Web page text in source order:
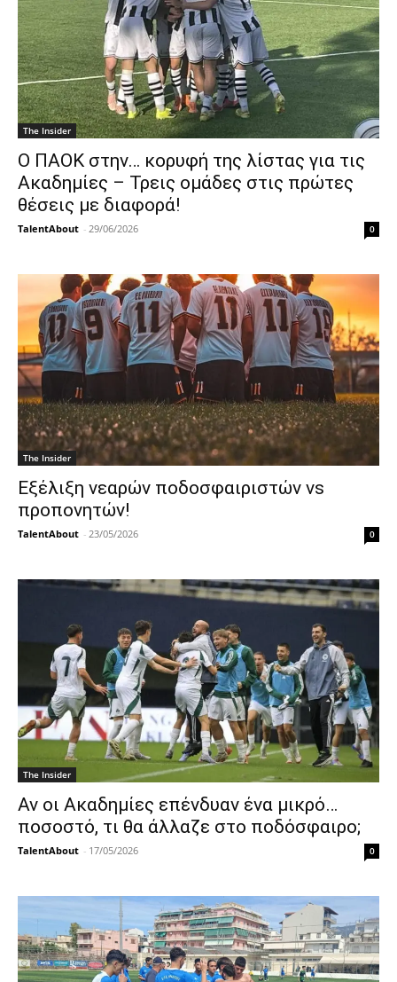
The Insider
Ο ΠΑΟΚ στην… κορυφή της λίστας για τις
Ακαδημίες – Τρεις ομάδες στις πρώτες
θέσεις με διαφορά!
TalentAbout - 29/06/2026 0
The Insider
Εξέλιξη νεαρών ποδοσφαιριστών vs
προπονητών!
TalentAbout - 23/05/2026 0
The Insider
Αν οι Ακαδημίες επένδυαν ένα μικρό…
ποσοστό, τι θα άλλαζε στο ποδόσφαιρο;
TalentAbout - 17/05/2026 0